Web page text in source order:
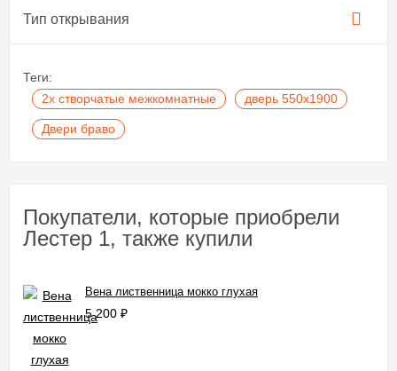
Тип открывания
Теги:
2х створчатые межкомнатные
дверь 550х1900
Двери браво
Покупатели, которые приобрели
Лестер 1, также купили
Вена лиственница мокко глухая
5 200 ₽